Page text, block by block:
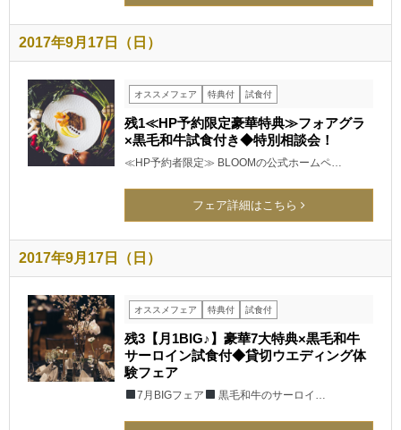
2017年9月17日（日）
オススメフェア 特典付 試食付
残1≪HP予約限定豪華特典≫フォアグラ
×黒毛和牛試食付き◆特別相談会！
≪HP予約者限定≫ BLOOMの公式ホームペ…
フェア詳細はこちら
2017年9月17日（日）
オススメフェア 特典付 試食付
残3【月1BIG♪】豪華7大特典×黒毛和牛
サーロイン試食付◆貸切ウエディング体
験フェア
7月BIGフェア 黒毛和牛のサーロイ…